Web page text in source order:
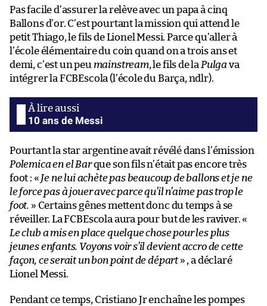
Pas facile d’assurer la relève avec un papa à cinq
Ballons d’or. C’est pourtant la mission qui attend le
petit Thiago, le fils de Lionel Messi. Parce qu’aller à
l’école élémentaire du coin quand on a trois ans et
demi, c’est un peu mainstream, le fils de laPulga va
intégrer la FCBEscola (l’école du Barça, ndlr).
10 ans de Messi
Pourtant la star argentine avait révélé dans l’émission
Polemica en el Barque son fils n’était pas encore très
foot : « Je ne lui achète pas beaucoup de ballons et je ne
le force pas à jouer avec parce qu’il n’aime pas trop le
foot. » Certains gênes mettent donc du temps à se
réveiller. La FCBEscola aura pour but de les raviver. «
Le club a mis en place quelque chose pour les plus
jeunes enfants. Voyons voir s’il devient accro de cette
façon, ce serait un bon point de départ» , a déclaré
Lionel Messi.
Pendant ce temps, Cristiano Jr enchaîne les pompes